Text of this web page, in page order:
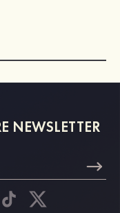
NEWSLETTER